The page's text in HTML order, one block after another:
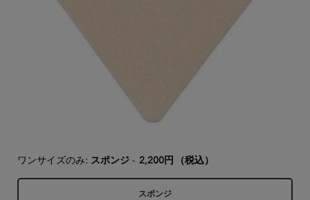
ワンサイズのみ: スポンジ - 2,200円 （税込）
スポンジ